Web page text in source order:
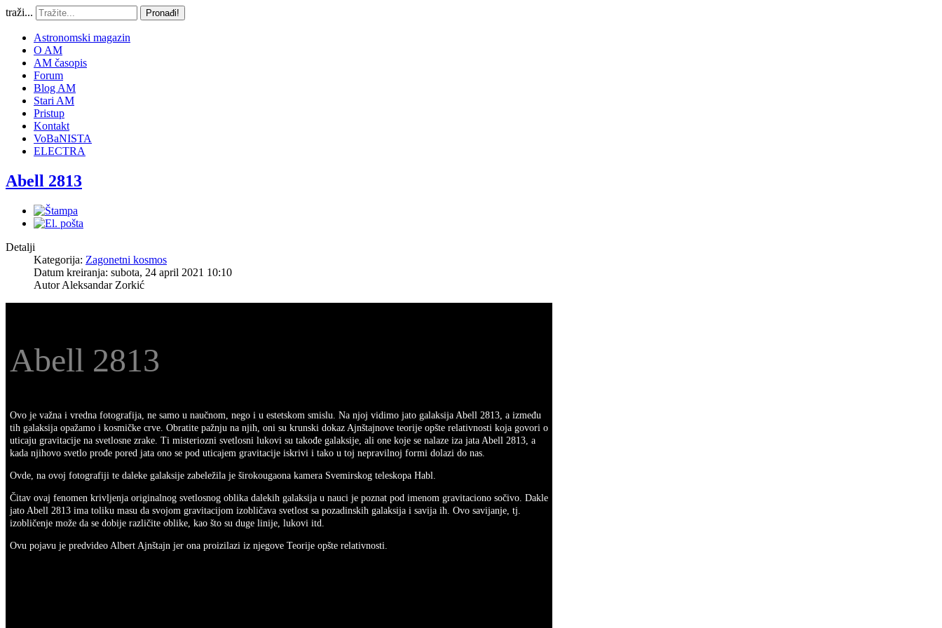
traži... Pronađi!
Astronomski magazin
O AM
AM časopis
Forum
Blog AM
Stari AM
Pristup
Kontakt
VoBaNISTA
ELECTRA
Abell 2813
Detalji
Kategorija: Zagonetni kosmos
Datum kreiranja: subota, 24 april 2021 10:10
AutorAleksandar Zorkić
Abell 2813
Ovo je važna i vredna fotografija, ne samo u naučnom, nego i u estetskom smislu. Na njoj vidimo jato galaksija Abell 2813, a između
tih galaksija opažamo i kosmičke crve. Obratite pažnju na njih, oni su krunski dokaz Ajnštajnove teorije opšte relativnosti koja govori o
uticaju gravitacije na svetlosne zrake. Ti misteriozni svetlosni lukovi su takođe galaksije, ali one koje se nalaze iza jata Abell 2813, a
kada njihovo svetlo prođe pored jata ono se pod uticajem gravitacije iskrivi i tako u toj nepravilnoj formi dolazi do nas.
Ovde, na ovoj fotografiji te daleke galaksije zabeležila je širokougaona kamera Svemirskog teleskopa Habl.
Čitav ovaj fenomen krivljenja originalnog svetlosnog oblika dalekih galaksija u nauci je poznat pod imenom gravitaciono sočivo. Dakle
jato Abell 2813 ima toliku masu da svojom gravitacijom izobličava svetlost sa pozadinskih galaksija i savija ih. Ovo savijanje, tj.
izobličenje može da se dobije različite oblike, kao što su duge linije, lukovi itd.
Ovu pojavu je predvideo Albert Ajnštajn jer ona proizilazi iz njegove Teorije opšte relativnosti.